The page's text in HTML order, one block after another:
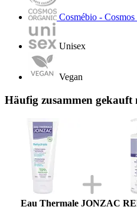
Cosmébio -
Unisex
Vegan
Häufig zusammen
Eau Thermale JONZAC